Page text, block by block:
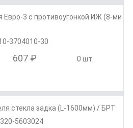
Евро-3 с противоугонкой ИЖ (8-ми
3704010-30
607 ₽ 0 шт.
стекла задка (L-1600мм) / БРТ
5603024